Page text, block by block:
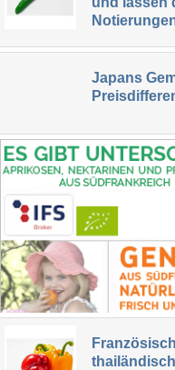
Japans